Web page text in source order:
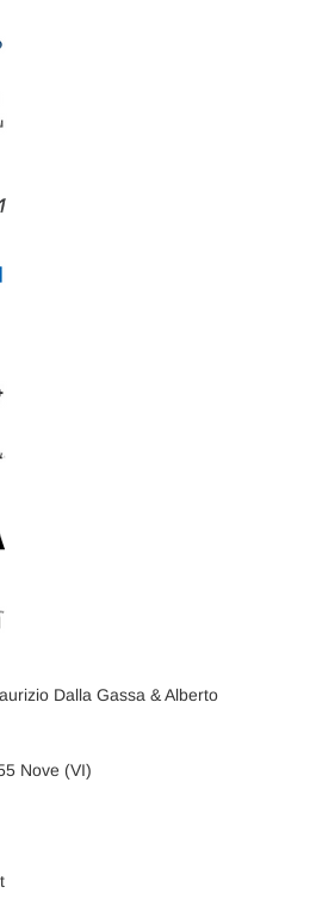
Dalla Gassa & Alberto
Nove (VI)